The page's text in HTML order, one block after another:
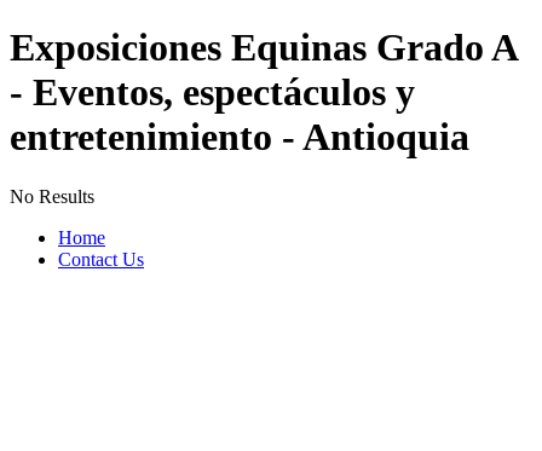
Exposiciones Equinas Grado A
- Eventos, espectáculos y
entretenimiento - Antioquia
No Results
Home
Contact Us